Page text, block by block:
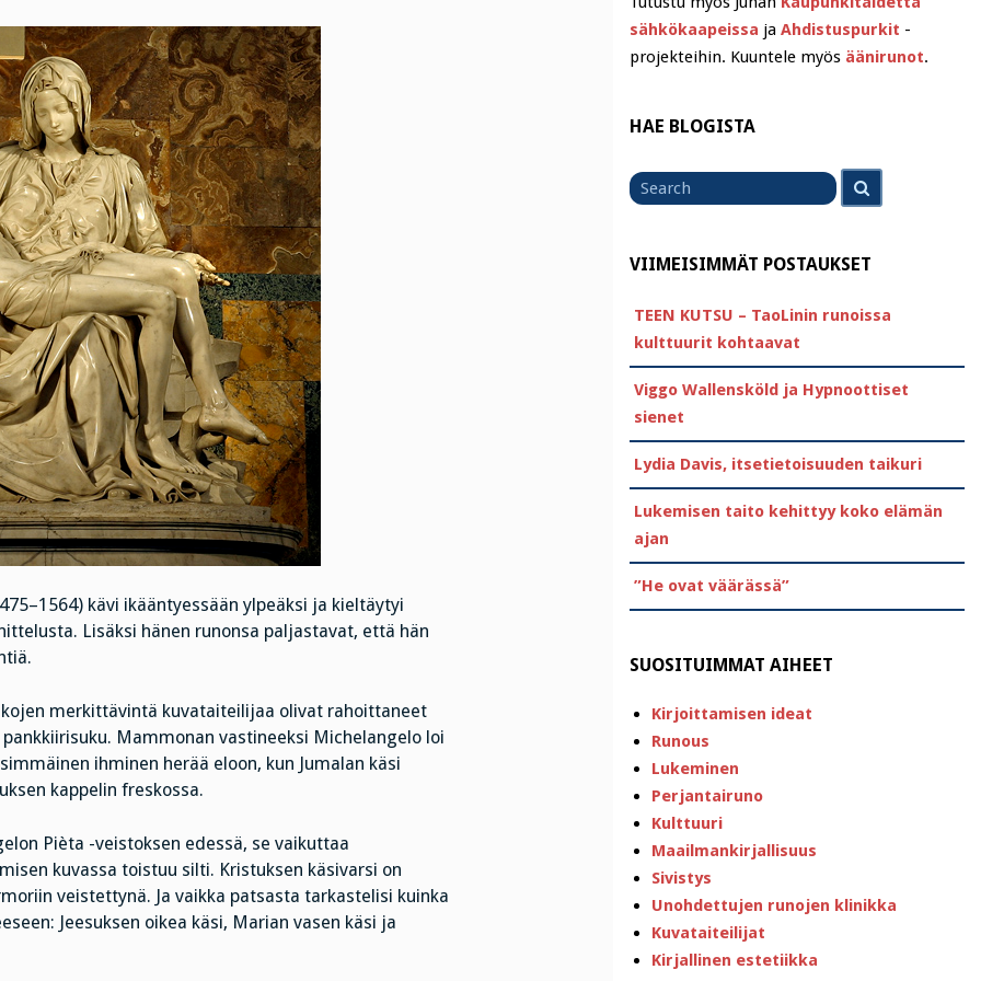
kävi ikääntyessään ylpeäksi ja kieltäytyi
Lisäksi hänen runonsa paljastavat, että hän
merkittävintä kuvataiteilijaa olivat rahoittaneet
Mammonan vastineeksi Michelangelo loi
ihminen herää eloon, kun Jumalan käsi
kappelin freskossa.
Pièta -veistoksen edessä, se vaikuttaa
kuvassa toistuu silti. Kristuksen käsivarsi on
veistettynä. Ja vaikka patsasta tarkastelisi kuinka
Jeesuksen oikea käsi, Marian vasen käsi ja
sähkökaapeissa ja Ahdistuspurkit -
projekteihin. Kuuntele myös äänirunot.
HAE BLOGISTA
for
VIIMEISIMMÄT POSTAUKSET
TEEN KUTSU – TaoLinin runoissa
kulttuurit kohtaavat
Viggo Wallensköld ja Hypnoottiset
sienet
Lydia Davis, itsetietoisuuden taikuri
Lukemisen taito kehittyy koko elämän
ajan
”He ovat väärässä”
SUOSITUIMMAT AIHEET
Kirjoittamisen ideat
Runous
Lukeminen
Perjantairuno
Kulttuuri
Maailmankirjallisuus
Sivistys
Unohdettujen runojen klinikka
Kuvataiteilijat
Kirjallinen estetiikka